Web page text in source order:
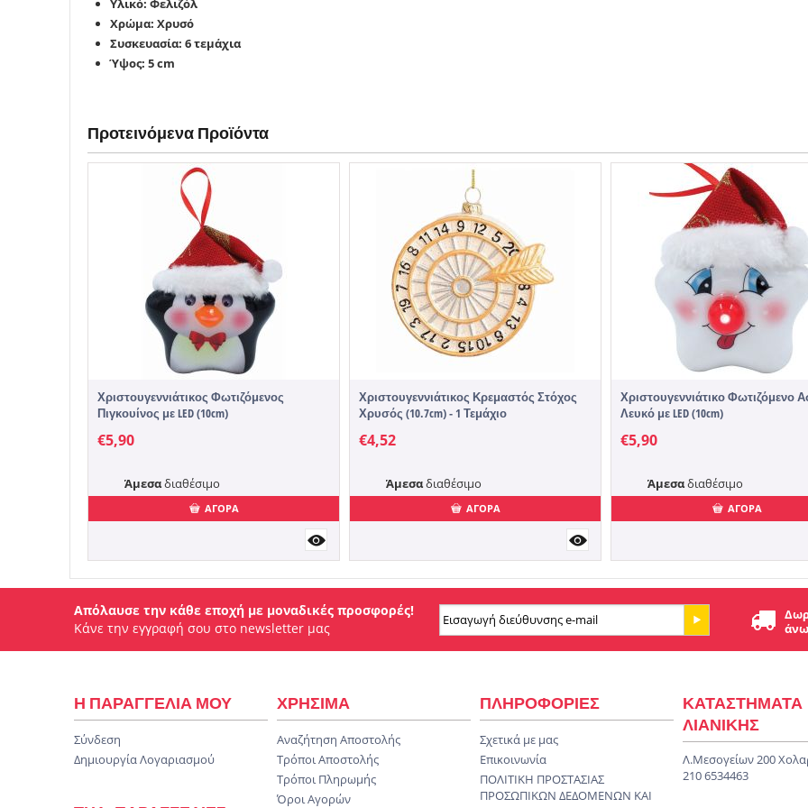
Υλικό: Φελιζόλ
Χρώμα: Χρυσό
Συσκευασία: 6 τεμάχια
Ύψος: 5 cm
Προτεινόμενα Προϊόντα
Χριστουγεννιάτικος Φωτιζόμενος
Πιγκουίνος με LED (10cm)
€5,90
Άμεσαδιαθέσιμο
ΑΓΟΡΑ
Χριστουγεννιάτικος Κρεμαστός Στόχος
Χρυσός (10.7cm) - 1 Τεμάχιο
€4,52
Άμεσαδιαθέσιμο
ΑΓΟΡΑ
Χριστουγεννιάτικο Φωτιζόμενο
Λευκό με LED (10cm)
€5,90
Άμεσαδιαθέσιμο
ΑΓΟΡΑ
Απόλαυσε την κάθε εποχή με μοναδικές προσφορές!
Κάνε την εγγραφή σου στο newsletter μας
Η ΠΑΡΑΓΓΕΛΙΑ ΜΟΥ
Σύνδεση
Δημιουργία Λογαριασμού
ΧΡΗΣΙΜΑ
Αναζήτηση Αποστολής
Τρόποι Αποστολής
Τρόποι Πληρωμής
Όροι Αγορών
ΠΛΗΡΟΦΟΡΙΕΣ
Σχετικά με μας
Επικοινωνία
ΠΟΛΙΤΙΚΗ ΠΡΟΣΤΑΣΙΑΣ
ΠΡΟΣΩΠΙΚΩΝ ΔΕΔΟΜΕΝΩΝ KAI
ΚΑΤΑΣΤΗΜΑΤΑ
ΛΙΑΝΙΚΗΣ
Λ.Μεσογείων 200
210 6534463